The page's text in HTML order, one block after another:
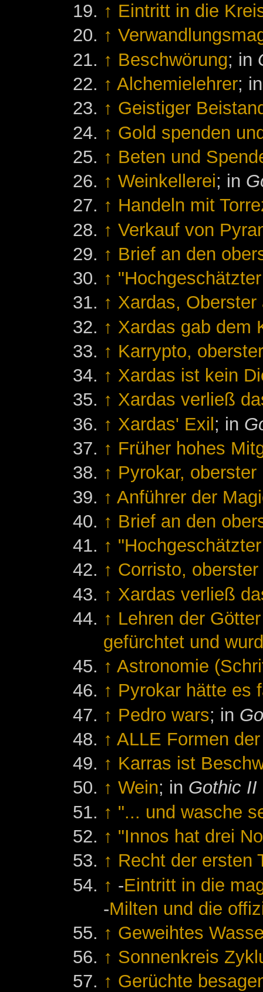
↑ Eintritt in die
↑
↑ Beschwörung; in
↑ Alchemielehrer;
↑ Geistiger
↑ Gold spenden
↑ Beten und
↑ Weinkellerei; in
↑ Handeln mit
↑ Verkauf von
↑ Brief an den
↑
↑ Xardas,
↑ Xardas gab dem
↑ Karrypto,
↑ Xardas ist kein
↑ Xardas verließ
↑ Xardas' Exil; in
↑ Früher hohes
↑ Pyrokar,
↑ Anführer der
↑ Brief an den
↑
↑ Corristo,
↑ Xardas verließ
↑ Lehren der
gefürchtet und
↑ Astronomie
↑ Pyrokar hätte es
↑ Pedro wars; in
↑ ALLE Formen
↑ Karras ist
↑ Wein; in Gothic II
↑ "... und wasche
↑ "Innos hat drei
↑ Recht der ersten
↑ -Eintritt in die
-Milten und die
↑ Geweihtes
↑ Sonnenkreis
↑ Gerüchte